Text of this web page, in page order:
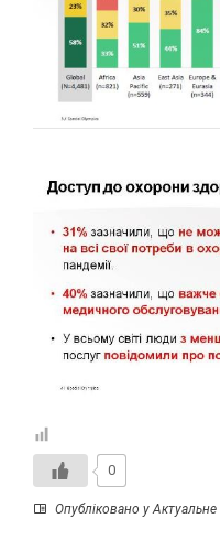
0
Опубліковано уАктуальне